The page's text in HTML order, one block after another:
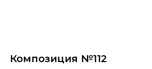
Композиция №112